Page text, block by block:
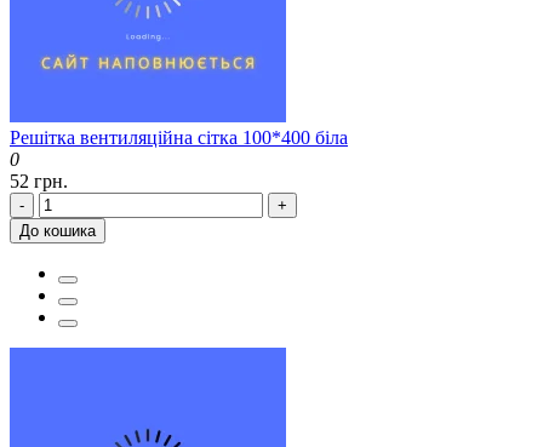
Решітка вентиляційна сітка 100*400 біла
0
52 грн.
-
+
До кошика